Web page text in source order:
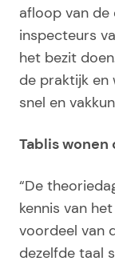
afloop van de
inspecteurs
het bezit
de praktijk en
snel en
Tablis
“De
kennis van
voordeel van
dezelfde taal